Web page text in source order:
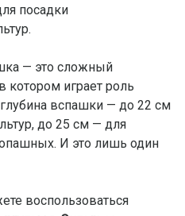
посадки
— это сложный
котором играет роль
вспашки — до 22 см
до 25 см — для
И это лишь один
воспользоваться